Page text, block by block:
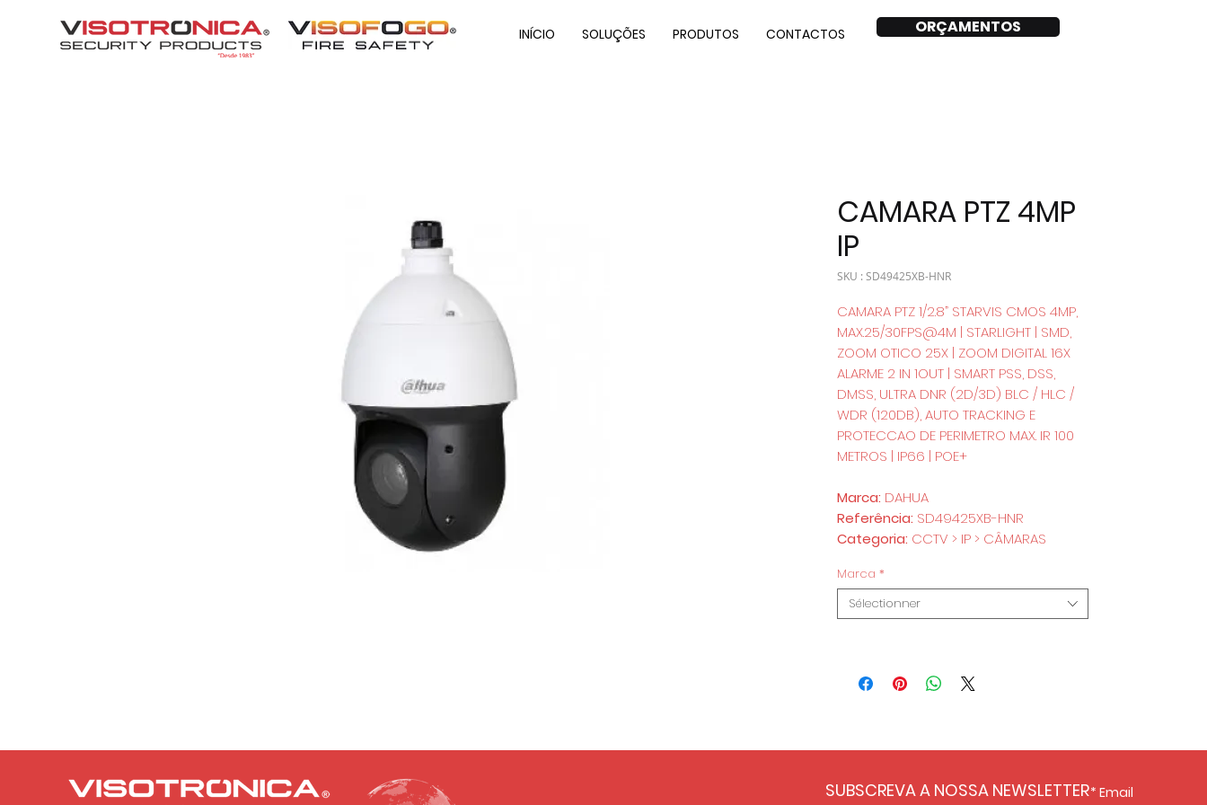
INÍCIO SOLUÇÕES PRODUTOS CONTACTOS ORÇAMENTOS
CAMARA PTZ 4MP
IP
SKU : SD49425XB-HNR
CAMARA PTZ 1/2.8” STARVIS CMOS 4MP,
MAX.25/30FPS@4M | STARLIGHT | SMD,
ZOOM OTICO 25X | ZOOM DIGITAL 16X
ALARME 2 IN 1OUT | SMART PSS, DSS,
DMSS, ULTRA DNR (2D/3D) BLC / HLC /
WDR (120DB), AUTO TRACKING E
PROTECCAO DE PERIMETRO MAX. IR 100
METROS | IP66 | POE+
Marca: DAHUA
Referência: SD49425XB-HNR
Categoria: CCTV > IP > CÂMARAS
Marca *
Sélectionner
SUBSCREVA A NOSSA NEWSLETTER Email